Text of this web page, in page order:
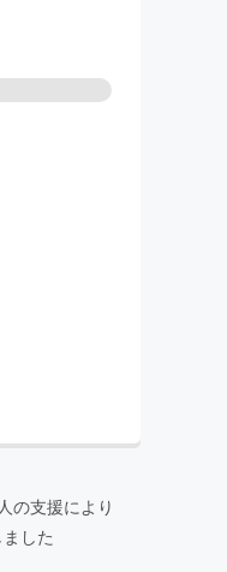
人の支援により
した